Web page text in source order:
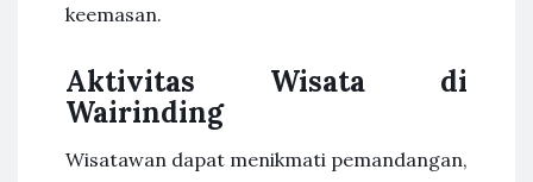
keemasan.
Aktivitas Wisata di
Wairinding
Wisatawan dapat menikmati pemandangan,